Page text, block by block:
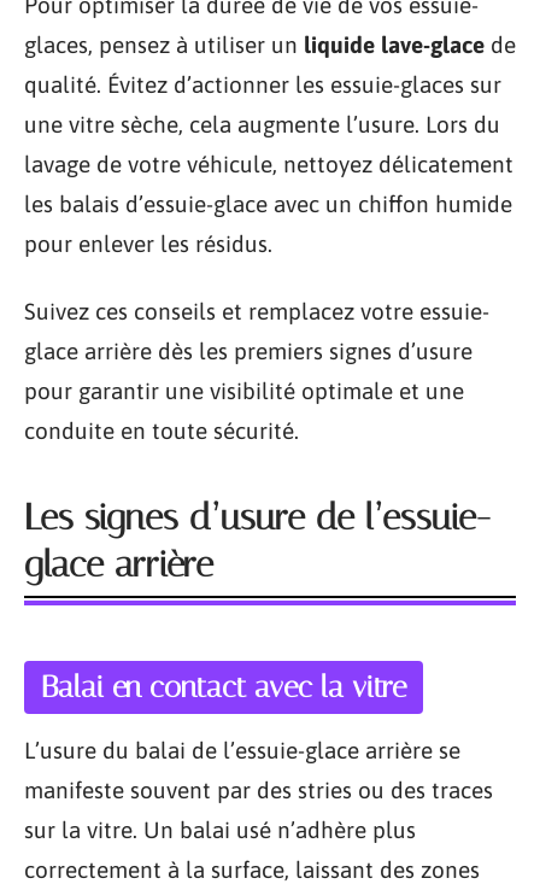
glaces, pensez à utiliser un liquide lave-glace de
qualité. Évitez d’actionner les essuie-glaces sur
une vitre sèche, cela augmente l’usure. Lors du
lavage de votre véhicule, nettoyez délicatement
les balais d’essuie-glace avec un chiffon humide
pour enlever les résidus.
Suivez ces conseils et remplacez votre essuie-
glace arrière dès les premiers signes d’usure
pour garantir une visibilité optimale et une
conduite en toute sécurité.
Les signes d’usure de l’essuie-
glace arrière
Balai en contact avec la vitre
L’usure du balai de l’essuie-glace arrière se
manifeste souvent par des stries ou des traces
sur la vitre. Un balai usé n’adhère plus
correctement à la surface, laissant des zones